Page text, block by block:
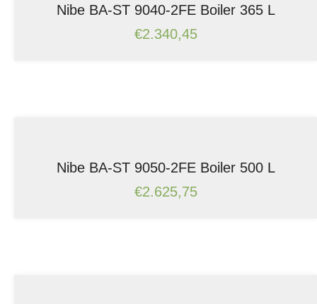
Nibe BA-ST 9040-2FE Boiler 365 L
€2.340,45
Nibe BA-ST 9050-2FE Boiler 500 L
€2.625,75